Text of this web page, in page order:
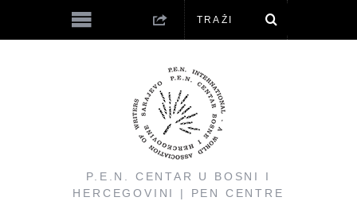
P.E.N. CENTAR U BOSNI I
HERCEGOVINI | PEN CENTRE